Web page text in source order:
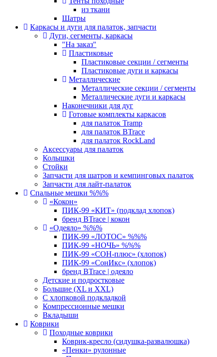
из ткани
Шатры
Каркасы и дуги для палаток, запчасти
Дуги, сегменты, каркасы
"На заказ"
Пластиковые
Пластиковые секции / сегменты
Пластиковые дуги и каркасы
Металлические
Металлические секции / сегменты
Металлические дуги и каркасы
Наконечники для дуг
Готовые комплекты каркасов
для палаток Tramp
для палаток BTrace
для палаток RockLand
Аксессуары для палаток
Колышки
Стойки
Запчасти для шатров и кемпинговых палаток
Запчасти для лайт-палаток
Спальные мешки %%%
«Кокон»
ПИК-99 «КИТ» (подклад хлопок)
бренд BTrace | кокон
«Одеяло» %%%
ПИК-99 «ЛОТОС» %%%
ПИК-99 «НОЧЬ» %%%
ПИК-99 «СОН-плюс» (хлопок)
ПИК-99 «СонИкс» (хлопок)
бренд BTrace | одеяло
Детские и подростковые
Большие (XL и XXL)
С хлопковой подкладкой
Компрессионные мешки
Вкладыши
Коврики
Походные коврики
Коврик-кресло (сидушка-развалюшка)
«Пенки» рулонные